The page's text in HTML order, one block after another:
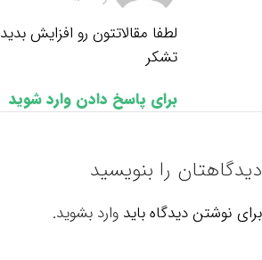
لطفا مقالاتتون رو افزایش بدید
تشکر
برای پاسخ دادن وارد شوید
دیدگاهتان را بنویسید
برای نوشتن دیدگاه باید وارد بشوید.